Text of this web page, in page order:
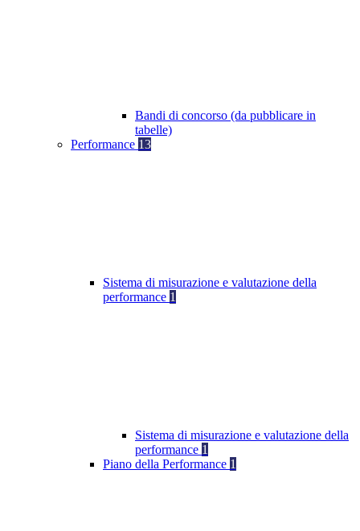
Bandi di concorso (da pubblicare in
tabelle)
Performance 13
Sistema di misurazione e valutazione della
performance 1
Sistema di misurazione e valutazione della
performance 1
Piano della Performance 1